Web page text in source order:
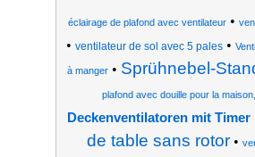
éclairage de plafond avec ventilateur•
• ventilateur de sol avec 5 pales •
à manger• Sprühnebel-
plafond avec douille pour la
Deckenventilatoren mit Timer
de table sans rotor•